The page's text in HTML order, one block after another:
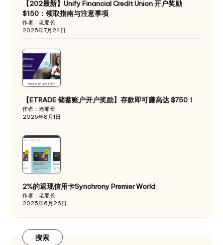
【202最新】Unify Financial Credit Union 开户奖励
$150：领取指南与注意事项
作者：老船长
2025年7月24日
【ETRADE 储蓄账户开户奖励】存款即可赚高达 $750！
作者：老船长
2025年8月1日
2%的返现信用卡Synchrony Premier World
作者：老船长
2025年6月26日
搜索